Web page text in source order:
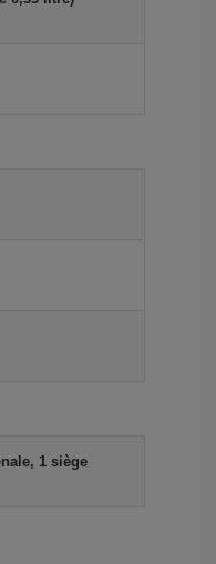
1 siège